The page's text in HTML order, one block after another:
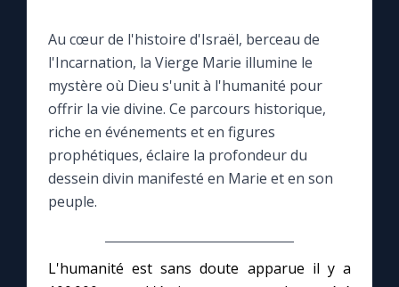
La newsletter
La vidéo de la semaine
Le compte Tiktok
Le site internet
Au cœur de l'histoire d'Israël, berceau de
l'Incarnation, la Vierge Marie illumine le
mystère où Dieu s'unit à l'humanité pour
offrir la vie divine. Ce parcours historique,
riche en événements et en figures
prophétiques, éclaire la profondeur du
dessein divin manifesté en Marie et en son
peuple.
L'humanité est sans doute apparue il y a